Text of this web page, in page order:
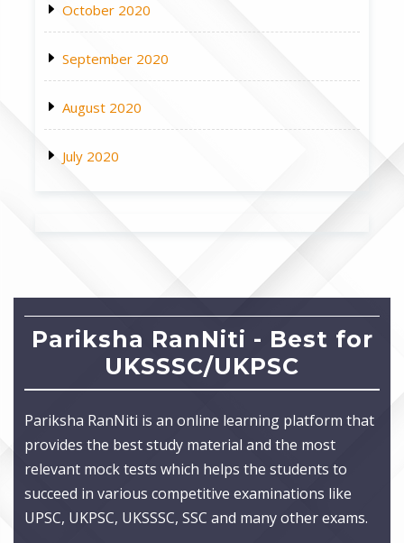
October 2020
September 2020
August 2020
July 2020
Pariksha RanNiti - Best for
UKSSSC/UKPSC
Pariksha RanNiti is an online learning platform that
provides the best study material and the most
relevant mock tests which helps the students to
succeed in various competitive examinations like
UPSC, UKPSC, UKSSSC, SSC and many other exams.